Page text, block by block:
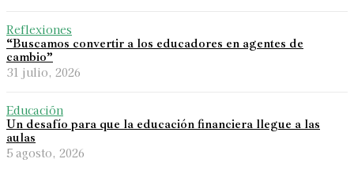
Reflexiones
“Buscamos convertir a los educadores en agentes de
cambio”
31 julio, 2026
Educación
Un desafío para que la educación financiera llegue a las
aulas
5 agosto, 2026